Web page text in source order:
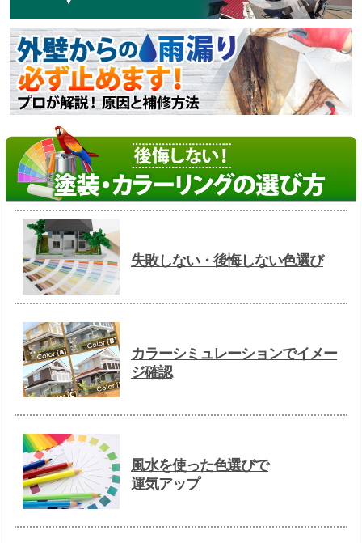
失敗しない・後悔しない色選び
カラーシミュレーションでイメー
ジ確認
風水を使った色選びで
運気アップ